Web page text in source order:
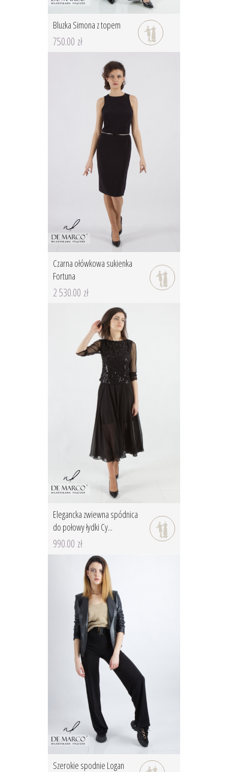
Bluzka Simona z topem
750.00 zł
Czarna ołówkowa sukienka
Fortuna
2 530.00 zł
Elegancka zwiewna spódnica
do połowy łydki Cy...
990.00 zł
Szerokie spodnie Logan